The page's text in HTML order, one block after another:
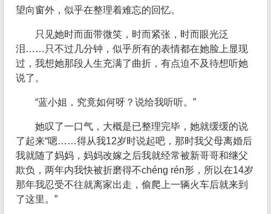
望向窗外，似乎在整理着难忘的回忆。
只见她时而面带微笑，时而紧张，时而眼光泛
泪……只不过几分钟，似乎所有的表情都在她脸上显现
过，我想她那段人生充满了曲折，有点迫不及待想听她
说了。
“蓝小姐，究竟如何呀？说给我听听。”
她叹了一口气，大概是已整理完毕，她就缓缓的说
了起来“嗯……得从我12岁时说起吧，那时我父母离婚后
我就随了妈妈，妈妈改嫁之后我就经常被新哥哥和继父
欺负，两年内我快被折磨得不chéng rén形，所以在14岁
那年我忍受不往就离家出走，偷爬上一辆火车后就来到
了这里。”